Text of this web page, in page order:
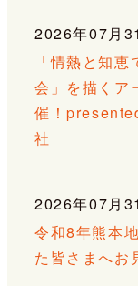
2026年07月
「情熱と知
会」を描くア
催！
社
2026年07月
令和8年熊本
た皆さまへお